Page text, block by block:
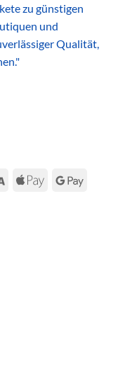
zu günstigen
und
Qualität,
Sepa
Apple
Google